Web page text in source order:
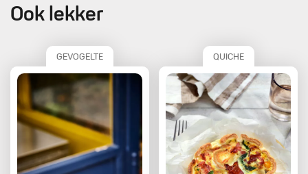
Ook lekker
GEVOGELTE QUICHE